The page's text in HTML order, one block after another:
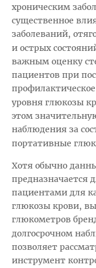
хроническим
существенное
заболеваний,
и острых
важным оценку
пациентов при
уровня глюкозы
этом
наблюдения за
портативные
Хотя обычно
предназначается
пациентами для
глюкозы крови,
глюкометров
долгосрочном
позволяет
инструмент